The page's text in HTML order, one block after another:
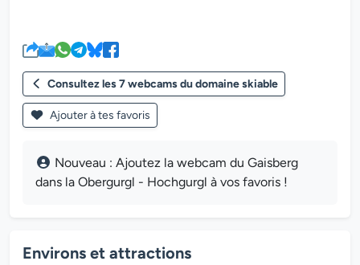
Consultez les 7 webcams du domaine skiable
Ajouter à tes favoris
Nouveau : Ajoutez la webcam du Gaisberg
dans la Obergurgl - Hochgurgl à vos favoris !
Environs et attractions